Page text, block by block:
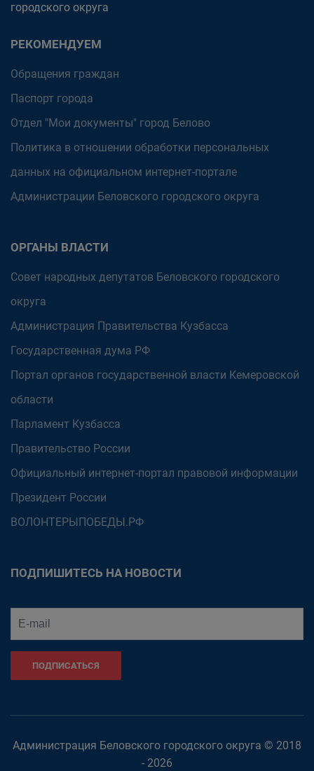
городского округа
РЕКОМЕНДУЕМ
Обращения граждан
Паспорт города
Отдел "Мои документы" город Белово
Политика в отношении обработки персональных
данных на официальном интернет-портале
Администрации Беловского городского округа
ОРГАНЫ ВЛАСТИ
Совет народных депутатов Беловского городского
округа
Администрация Правительства Кузбасса
Государственная дума РФ
Портал органов государственной власти Кемеровской
области
Парламент Кузбасса
Правительство России
Официальный интернет-портал правовой информации
Президент России
ВОЛОНТЕРЫПОБЕДЫ.РФ
ПОДПИШИТЕСЬ НА НОВОСТИ
ПОДПИСАТЬСЯ
Администрация Беловского городского округа © 2018
- 2026